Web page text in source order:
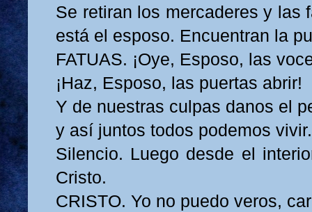
Se retiran los mercaderes y las
está el esposo. Encuentran la
FATUAS. ¡Oye, Esposo, las
¡Haz, Esposo, las puertas abrir!
Y de nuestras culpas danos el
y así juntos todos podemos vivir.
Silencio. Luego desde el
Cristo.
CRISTO. Yo no puedo veros,